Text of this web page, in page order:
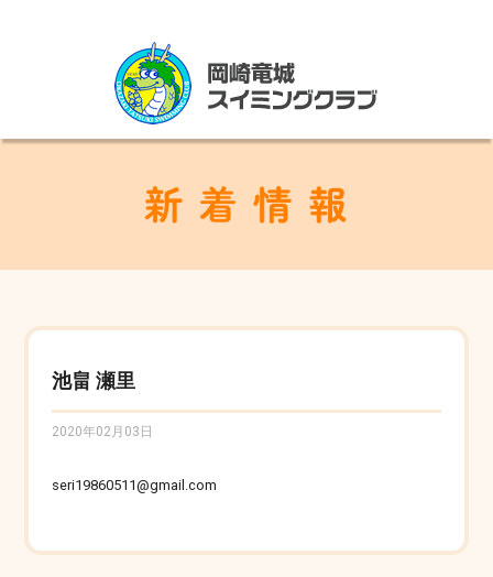
池畠 瀬里
2020年02月03日
seri19860511@gmail.com